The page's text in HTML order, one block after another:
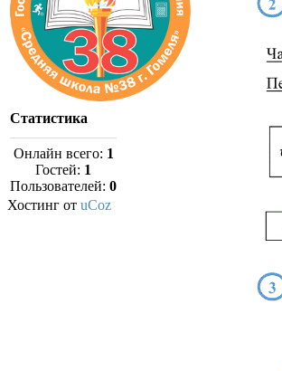
Статистика
Онлайн всего: 1
Гостей: 1
Пользователей: 0
Хостинг от uCoz